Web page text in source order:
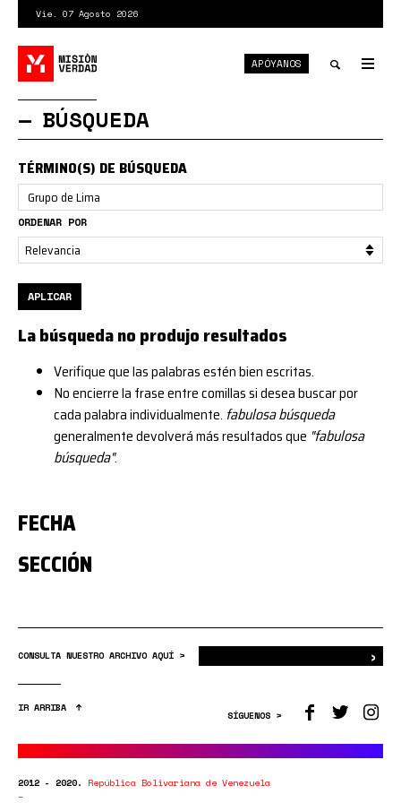
contenido
principal
Vie. 07 Agosto 2026
search
APÓYANOS
BÚSQUEDA
TÉRMINO(S) DE BÚSQUEDA
ORDENAR POR
APLICAR
La búsqueda no produjo resultados
Verifique que las palabras estén bien escritas.
No encierre la frase entre comillas si desea buscar por
cada palabra individualmente. fabulosa búsqueda
generalmente devolverá más resultados que "fabulosa
búsqueda".
FECHA
SECCIÓN
CONSULTA NUESTRO ARCHIVO AQUÍ > ›
IR ARRIBA
SÍGUENOS >
2012 - 2020. República Bolivariana de Venezuela